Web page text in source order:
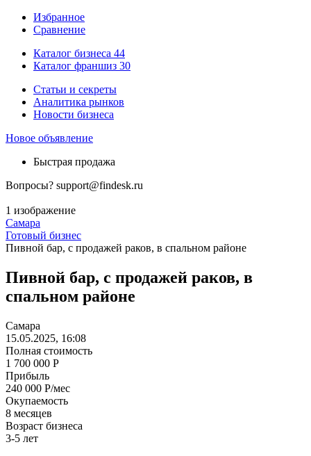
Избранное
Сравнение
Каталог бизнеса 44
Каталог франшиз 30
Статьи и секреты
Аналитика рынков
Новости бизнеса
Новое объявление
Быстрая продажа
Вопросы? support@findesk.ru
1 изображение
Самара
Готовый бизнес
Пивной бар, с продажей раков, в спальном районе
Пивной бар, с продажей раков, в
спальном районе
Самара
15.05.2025, 16:08
Полная стоимость
1 700 000 Р
Прибыль
240 000 Р/мес
Окупаемость
8 месяцев
Возраст бизнеса
3-5 лет